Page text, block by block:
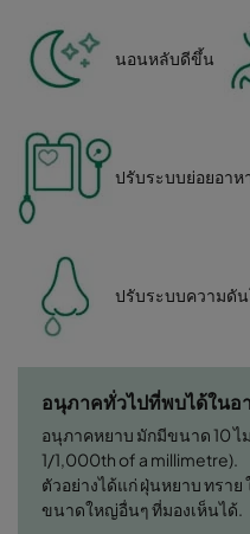
นอนหลับดีขึ้น
ปรับระบบย่อยอาห
ปรับระบบความดั
อนุภาคทั่วไปที่พบได้ในอ
อนุภาคหยาบ มักมีขนาด 10 ไ
1/1,000th of a millimetre).
ตัวอย่างได้แก่ ฝุ่นหยาบ ทรา
ขนาดใหญ่อื่นๆ ที่มองเห็นได้.